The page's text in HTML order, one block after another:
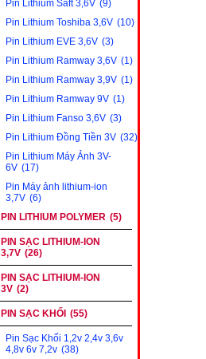
Pin Lithium Saft 3,6V (9)
Pin Lithium Toshiba 3,6V (10)
Pin Lithium EVE 3,6V (3)
Pin Lithium Ramway 3,6V (1)
Pin Lithium Ramway 3,9V (1)
Pin Lithium Ramway 9V (1)
Pin Lithium Fanso 3,6V (3)
Pin Lithium Đồng Tiền 3V (32)
Pin Lithium Máy Ảnh 3V-
6V (17)
Pin Máy ảnh lithium-ion
3,7V (6)
PIN LITHIUM POLYMER (5)
PIN SẠC LITHIUM-ION
3,7V (26)
PIN SẠC LITHIUM-ION
3V (2)
PIN SẠC KHỐI (55)
Pin Sạc Khối 1,2v 2,4v 3,6v
4,8v 6v 7,2v (38)